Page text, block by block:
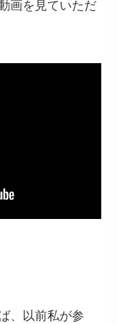
画を見ていただ
、以前私が参